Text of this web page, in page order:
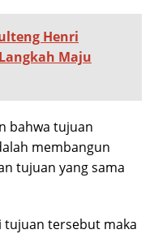
Henri
Maju
bahwa tujuan
membangun
tujuan yang sama
tujuan tersebut maka